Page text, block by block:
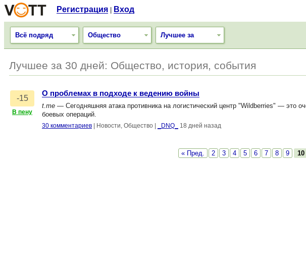
Регистрация Вход
Всё подряд Общество Лучшее за
Лучшее за 30 дней: Общество, история, события
-15
В пену
О проблемах в подходе к ведению войны
t.me — Сегодняшняя атака противника на логистический центр "Wildberries" — это
боевых операций.
30 комментариев Новости, Общество _DNQ_ 18 дней назад
« Пред. 2 3 4 5 6 7 8 9 10